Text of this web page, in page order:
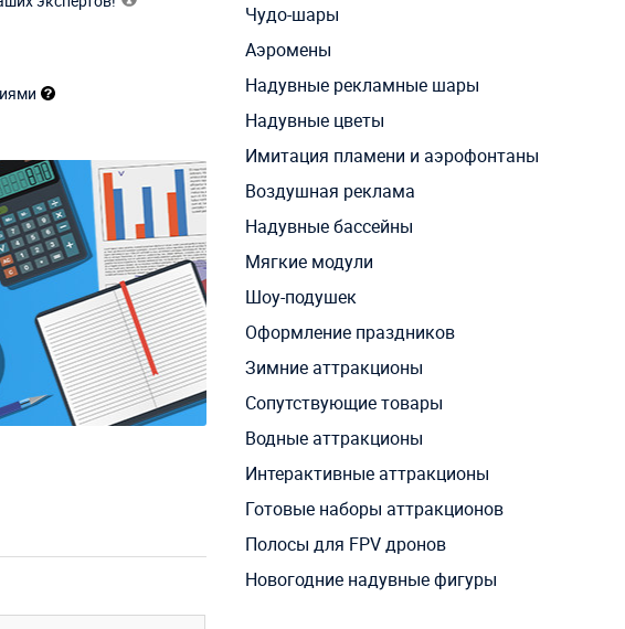
Чудо-шары
Аэромены
Надувные рекламные шары
Надувные цветы
Имитация пламени и аэрофонтаны
Воздушная реклама
Надувные бассейны
Мягкие модули
Шоу-подушек
Оформление праздников
Зимние аттракционы
Сопутствующие товары
Водные аттракционы
Интерактивные аттракционы
Готовые наборы аттракционов
Полосы для FPV дронов
Новогодние надувные фигуры